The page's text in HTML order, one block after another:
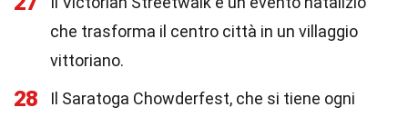
che trasforma il centro città in un villaggio
vittoriano.
28
Il Saratoga Chowderfest, che si tiene ogni